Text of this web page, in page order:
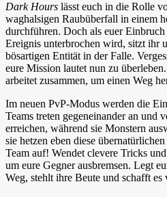
Dark Hours lässt euch in die Rolle
waghalsigen Raubüberfall in einem
durchführen. Doch als euer
Ereignis unterbrochen wird, sitzt ihr
bösartigen Entität in der Falle.
eure Mission lautet nun zu
arbeitet zusammen, um einen Weg
Im neuen PvP-Modus werden die
Teams treten gegeneinander an und
erreichen, während sie Monstern
sie hetzen eben diese
Team auf! Wendet clevere Tricks
um eure Gegner ausbremsen. Legt
Weg, stehlt ihre Beute und schafft es